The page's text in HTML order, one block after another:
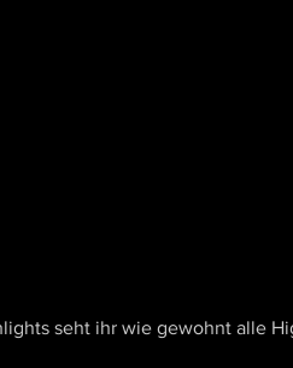
seht ihr wie gewohnt alle